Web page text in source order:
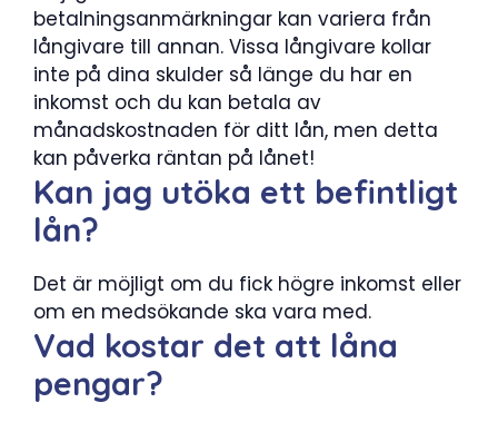
betalningsanmärkningar kan variera från
långivare till annan. Vissa långivare kollar
inte på dina skulder så länge du har en
inkomst och du kan betala av
månadskostnaden för ditt lån, men detta
kan påverka räntan på lånet!
Kan jag utöka ett befintligt
lån?
Det är möjligt om du fick högre inkomst eller
om en medsökande ska vara med.
Vad kostar det att låna
pengar?